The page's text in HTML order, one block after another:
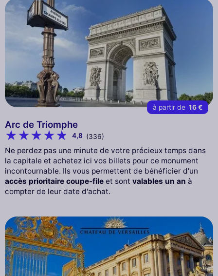
à partir de 16 €
Arc de Triomphe
4,8 (336)
Ne perdez pas une minute de votre précieux temps dans
la capitale et achetez ici vos billets pour ce monument
incontournable. Ils vous permettent de bénéficier d'un
accès prioritaire coupe-file et sont valables un an à
compter de leur date d'achat.